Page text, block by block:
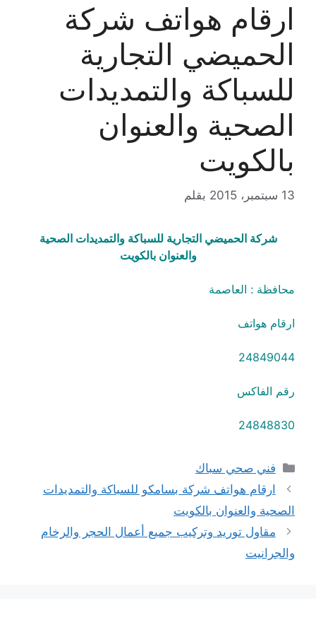
ارقام هواتف شركة
الحميضي التجارية
للسباكة والتمديدات
الصحية والعنوان
بالكويت
13 سبتمبر، 2015 بقلم
شركة الحميضي التجارية للسباكة والتمديدات الصحية
والعنوان بالكويت
محافظة : العاصمة
ارقام هواتف
24849044
رقم الفاكس
24848830
التصنيفات
فني صحي سباك
ارقام هواتف شركة بسامكو للسباكة والتمديدات
الصحية والعنوان بالكويت
مقاول توريد وتركيب جميع أعمال الحجر والرخام
والجرانيت